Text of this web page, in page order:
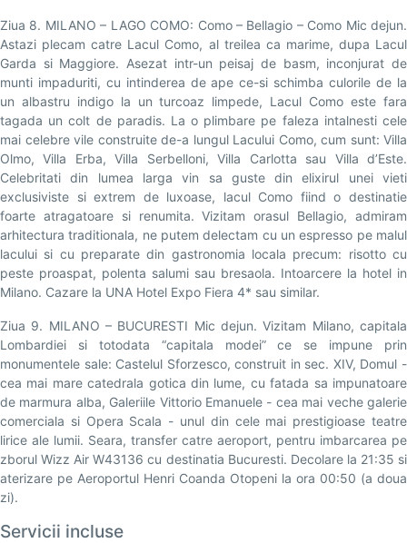
Ziua 8. MILANO – LAGO COMO: Como – Bellagio – Como Mic dejun.
Astazi plecam catre Lacul Como, al treilea ca marime, dupa Lacul
Garda si Maggiore. Asezat intr-un peisaj de basm, inconjurat de
munti impaduriti, cu intinderea de ape ce-si schimba culorile de la
un albastru indigo la un turcoaz limpede, Lacul Como este fara
tagada un colt de paradis. La o plimbare pe faleza intalnesti cele
mai celebre vile construite de-a lungul Lacului Como, cum sunt: Villa
Olmo, Villa Erba, Villa Serbelloni, Villa Carlotta sau Villa d’Este.
Celebritati din lumea larga vin sa guste din elixirul unei vieti
exclusiviste si extrem de luxoase, lacul Como fiind o destinatie
foarte atragatoare si renumita. Vizitam orasul Bellagio, admiram
arhitectura traditionala, ne putem delectam cu un espresso pe malul
lacului si cu preparate din gastronomia locala precum: risotto cu
peste proaspat, polenta salumi sau bresaola. Intoarcere la hotel in
Milano. Cazare la UNA Hotel Expo Fiera 4* sau similar.
Ziua 9. MILANO – BUCURESTI Mic dejun. Vizitam Milano, capitala
Lombardiei si totodata “capitala modei” ce se impune prin
monumentele sale: Castelul Sforzesco, construit in sec. XIV, Domul -
cea mai mare catedrala gotica din lume, cu fatada sa impunatoare
de marmura alba, Galeriile Vittorio Emanuele - cea mai veche galerie
comerciala si Opera Scala - unul din cele mai prestigioase teatre
lirice ale lumii. Seara, transfer catre aeroport, pentru imbarcarea pe
zborul Wizz Air W43136 cu destinatia Bucuresti. Decolare la 21:35 si
aterizare pe Aeroportul Henri Coanda Otopeni la ora 00:50 (a doua
zi).
Servicii incluse